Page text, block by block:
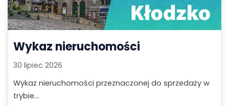
Wykaz nieruchomości
30 lipiec 2026
Wykaz nieruchomości przeznaczonej do sprzedaży w
trybie...